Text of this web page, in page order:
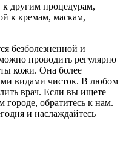
к другим процедурам,
к кремам, маскам,
безболезненной и
проводить регулярно
кожи. Она более
видами чисток. В любом
врач. Если вы ищете
обратитесь к нам.
и наслаждайтесь